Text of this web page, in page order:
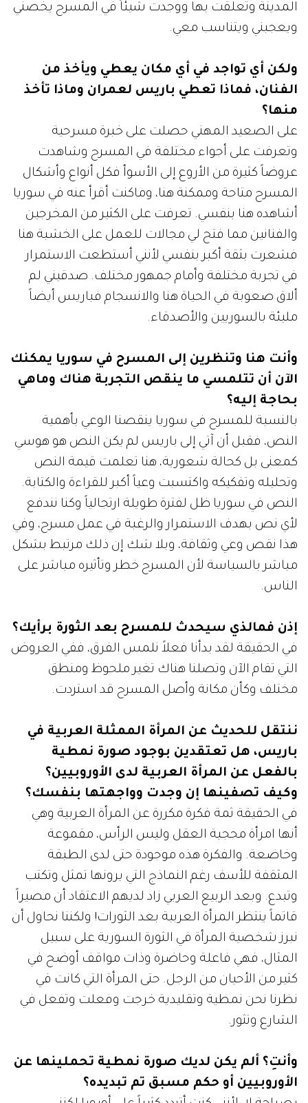
المدينة وتعلقت بها ووجدت شيئاً في المسرح يخصني
ويعجبني ويتناسب معي.
ولكن أي تواجد في أي مكان يعطي ويأخذ من
الفنان، فماذا تعطي باريس لعمران وماذا تأخذ
منها؟
على الصعيد المهني حصلت على خبرة مسرحية
وتعرفت على أجواء مختلفة في المسرح وشاهدت
عروضاً كثيرة من الأروع إلى الأسوأ فكل أنواع وأشكال
المسرح متاحة وممكنة هنا، وماكنت أقرأ عنه في سوريا
أشاهده هنا بنفسي. تعرفت على الكثير من المخرجين
والفنانين مما فتح لي مجالات للعمل على الخشبة هنا
فشعرت بثقة أكبر بنفسي لأنني أستطعت الاستمرار
في تجربة مختلفة وأمام جمهور مختلف. صدقيني لم
ألاق صعوبة في الحياة هنا والانسجام فباريس أيضاً
مليئة بالسوريين والأصدقاء.
وأنت هنا وتنظرين إلى المسرح في سوريا يمكنك
الآن أن تتلمسي ما ينقص التجربة هناك وماهي
بحاجة إليه؟
بالنسبة للمسرح في سوريا ينقصنا الوعي بأهمية
النص، فقبل أن آتي إلى باريس لم يكن النص هو هوسي
كمعنى بل كحالة شعورية، هنا تعلمت قيمة النص
وتحليله وتفكيكه واكتسبت وعياً أكبر للقراءة والكتابة.
النص في سوريا ظل لفترة طويلة ارتجالياً وكنا نندفع
لأي نص بهدف الاستمرار والرغبة في عمل مسرح، وفي
هذا نقص وعي وثقافة، وبلا شك إن ذلك مرتبط بشكل
مباشر بالسياسة لأن المسرح خطر وتأثيره مباشر على
الناس.
إذن فمالذي سيحدث للمسرح بعد الثورة برأيك؟
في الحقيقة لقد بدأنا فعلاً نلمس الفرق، ففي العروض
التي تقام الآن وتصلنا هناك تغير ملحوظ ومنطق
مختلف وكأن مكانة وأصل المسرح قد استردت.
ننتقل للحديث عن المرأة الممثلة العربية في
باريس، هل تعتقدين بوجود صورة نمطية
بالفعل عن المرأة العربية لدى الأوروبيين؟
وكيف تصفينها إن وجدت وواجهتها بنفسك؟
في الحقيقة ثمة فكرة مكررة عن المرأة العربية وهي
أنها امرأة محجبة العقل وليس الرأس، مقموعة
وخاضعة. والفكرة هذه موجودة حتى لدى الطبقة
المثقفة للأسف رغم النماذج التي يرونها تمثل وتكتب
وتبدع. وبعد الربيع العربي زاد لديهم الاعتقاد أن مصيراً
قاتماً ينتظر المرأة العربية بعد الثورات! ولكننا نحاول أن
نبرز شخصية المرأة في الثورة السورية على سبيل
المثال، فهي فاعلة وحاضرة وذات مواقف أوضح في
كثير من الأحيان من الرجل. حتى المرأة التي كانت في
نظرنا نحن نمطية وتقليدية خرجت وفعلت وتفعل في
الشارع وتثور.
وأنتِ؟ ألم يكن لديك صورة نمطية تحملينها عن
الأوروبيين أو حكم مسبق تم تبديده؟